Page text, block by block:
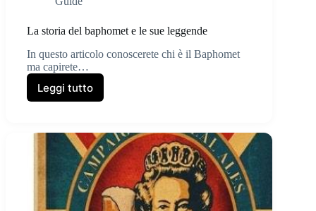
La storia del baphomet e le sue leggende
In questo articolo conoscerete chi è il Baphomet
ma capirete…
Leggi tutto
La
baphomet
e
sue
leggende